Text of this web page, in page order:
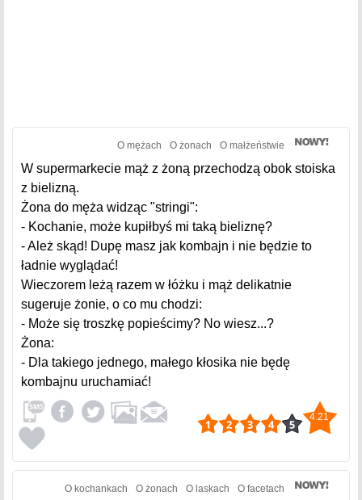
O mężach O żonach O małżeństwie
W supermarkecie mąż z żoną przechodzą obok stoiska
z bielizną.
Żona do męża widząc "stringi":
- Kochanie, może kupiłbyś mi taką bieliznę?
- Ależ skąd! Dupę masz jak kombajn i nie będzie to
ładnie wyglądać!
Wieczorem leżą razem w łóżku i mąż delikatnie
sugeruje żonie, o co mu chodzi:
- Może się troszkę popieścimy? No wiesz...?
Żona:
- Dla takiego jednego, małego kłosika nie będę
kombajnu uruchamiać!
4.21
O kochankach O żonach O laskach O facetach